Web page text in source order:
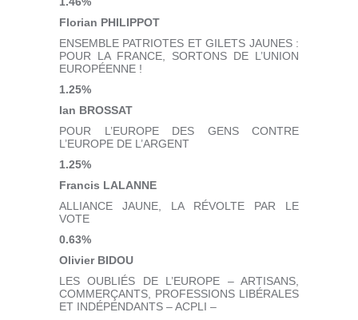
Florian PHILIPPOT
ENSEMBLE PATRIOTES ET GILETS JAUNES :
POUR LA FRANCE, SORTONS DE L’UNION
EUROPÉENNE !
1.25%
Ian BROSSAT
POUR L’EUROPE DES GENS CONTRE
L’EUROPE DE L’ARGENT
1.25%
Francis LALANNE
ALLIANCE JAUNE, LA RÉVOLTE PAR LE
VOTE
0.63%
Olivier BIDOU
LES OUBLIÉS DE L’EUROPE – ARTISANS,
COMMERÇANTS, PROFESSIONS LIBÉRALES
ET INDÉPENDANTS – ACPLI –